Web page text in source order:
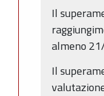
Il
almeno
Il